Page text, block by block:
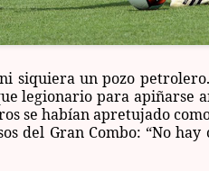
siquiera un pozo
legionario para apiñarse
se habían apretujado
del Gran Combo: “No hay